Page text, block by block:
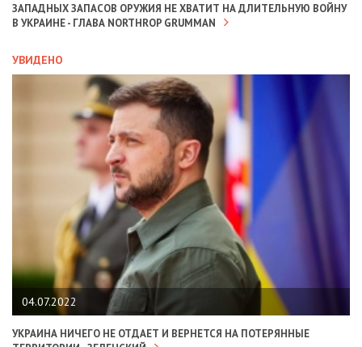
ЗАПАДНЫХ ЗАПАСОВ ОРУЖИЯ НЕ ХВАТИТ НА ДЛИТЕЛЬНУЮ ВОЙНУ
В УКРАИНЕ - ГЛАВА NORTHROP GRUMMAN
УВИДЕНО
04.07.2022
УКРАИНА НИЧЕГО НЕ ОТДАЕТ И ВЕРНЕТСЯ НА ПОТЕРЯННЫЕ